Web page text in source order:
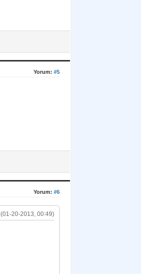
Yorum: #5
Yorum: #6
(01-20-2013, 00:49)